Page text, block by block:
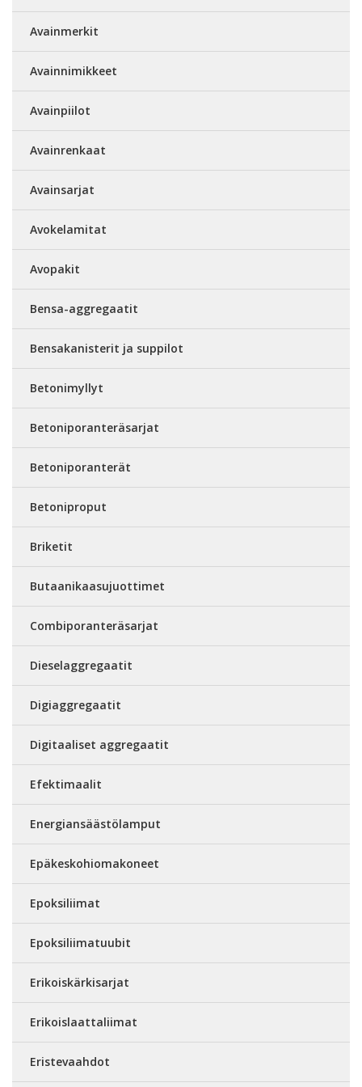
Avainmerkit
Avainnimikkeet
Avainpiilot
Avainrenkaat
Avainsarjat
Avokelamitat
Avopakit
Bensa-aggregaatit
Bensakanisterit ja suppilot
Betonimyllyt
Betoniporanteräsarjat
Betoniporanterät
Betoniproput
Briketit
Butaanikaasujuottimet
Combiporanteräsarjat
Dieselaggregaatit
Digiaggregaatit
Digitaaliset aggregaatit
Efektimaalit
Energiansäästölamput
Epäkeskohiomakoneet
Epoksiliimat
Epoksiliimatuubit
Erikoiskärkisarjat
Erikoislaattaliimat
Eristevaahdot